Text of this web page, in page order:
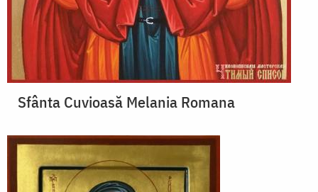
Sfânta Cuvioasă Melania Romana